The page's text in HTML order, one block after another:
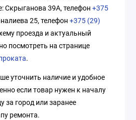
Скрыганова 39А, телефон +375
25, телефон +375 (29)
проезда и актуальный
посмотреть на странице
.
уточнить наличие и удобное
если товар нужен к началу
за город или заранее
ремонта.